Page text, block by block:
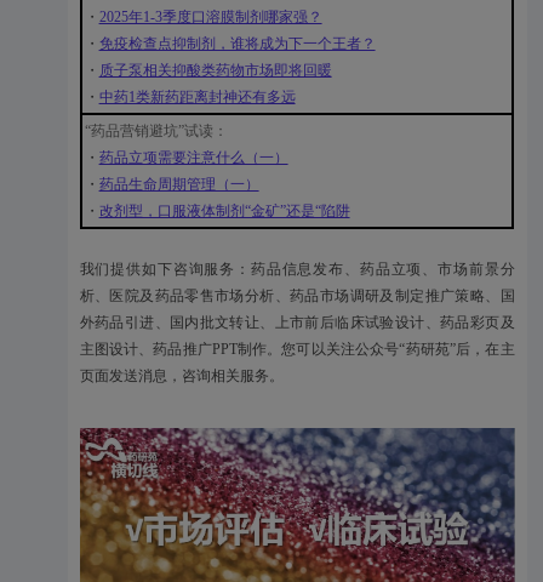
・ 2025年1-3季度口溶膜制剂哪家强？
・ 免疫检查点抑制剂，谁将成为下一个王者？
・ 质子泵相关抑酸类药物市场即将回暖
・ 中药1类新药距离封神还有多远
“药品营销避坑”试读：
・ 药品立项需要注意什么（一）
・ 药品生命周期管理（一）
・ 改剂型，口服液体制剂“金矿”还是“陷阱
我们提供如下咨询服务：药品信息发布、药品立项、市场前景分
析、医院及药品零售市场分析、药品市场调研及制定推广策略、国
外药品引进、国内批文转让、上市前后临床试验设计、药品彩页及
主图设计、药品推广PPT制作。您可以关注公众号“药研苑”后，在主
页面发送消息，咨询相关服务。